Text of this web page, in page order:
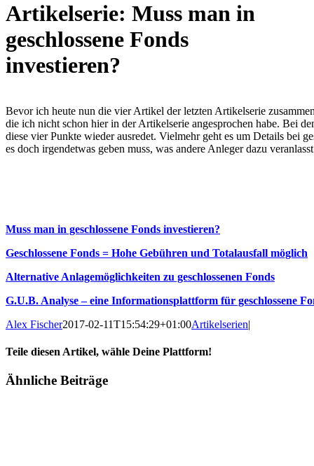
Artikelserie: Muss man in
geschlossene Fonds
investieren?
Bevor ich heute nun die vier Artikel der letzten Artikelserie
die ich nicht schon hier in der Artikelserie angesprochen habe. Bei
diese vier Punkte wieder ausredet. Vielmehr geht es um Details bei
es doch irgendetwas geben muss, was andere Anleger dazu
Muss man in geschlossene Fonds investieren?
Geschlossene Fonds = Hohe Gebühren und Totalausfall möglich
Alternative Anlagemöglichkeiten zu geschlossenen Fonds
G.U.B. Analyse – eine Informationsplattform für geschlossene
Alex Fischer2017-02-11T15:54:29+01:00Artikelserien|
Teile diesen Artikel, wähle Deine Plattform!
Facebook
Twitter
Reddit
LinkedIn
Tumblr
Pinterest
Vk
E-
Ähnliche Beiträge